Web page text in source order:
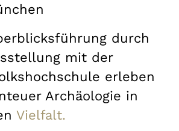
durch
mit der
erleben
Archäologie in
Vielfalt.